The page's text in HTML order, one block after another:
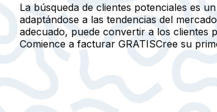
La búsqueda de clientes potenciales es
adaptándose a las tendencias del
adecuado, puede convertir a los clientes
Comience a facturar GRATISCree su